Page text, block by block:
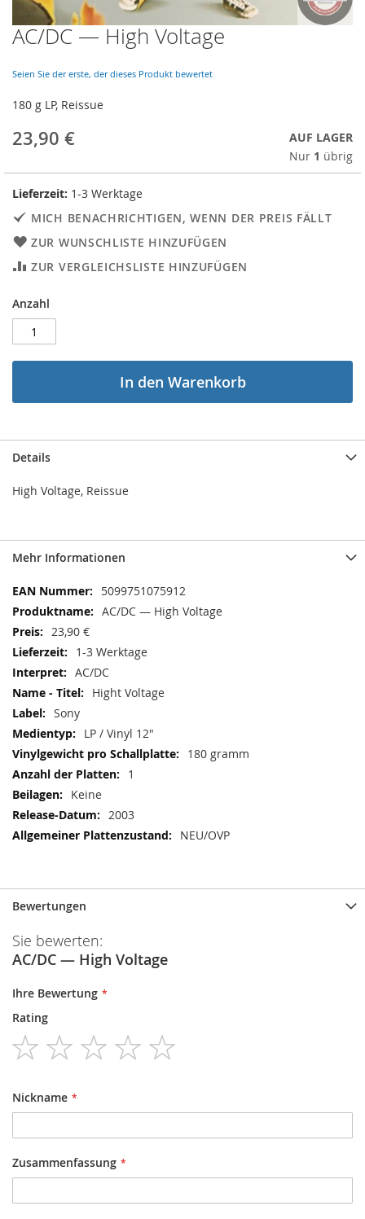
Skip
to
beginning
of
the
images
gallery
AC/DC — High Voltage
Seien Sie der erste, der dieses Produkt bewertet
180 g LP, Reissue
23,90 €
AUF LAGER
Nur 1 übrig
Lieferzeit: 1-3 Werktage
MICH BENACHRICHTIGEN, WENN DER PREIS FÄLLT
ZUR WUNSCHLISTE HINZUFÜGEN
ZUR VERGLEICHSLISTE HINZUFÜGEN
Anzahl
In den Warenkorb
Details
High Voltage, Reissue
Mehr Informationen
Mehr
Informationen
5099751075912
AC/DC — High Voltage
23,90 €
1-3 Werktage
AC/DC
Hight Voltage
Sony
LP / Vinyl 12"
180 gramm
1
Keine
2003
NEU/OVP
Bewertungen
Sie bewerten:
AC/DC — High Voltage
Ihre Bewertung
Rating
1
star
2
stars
3
stars
4
stars
Nickname
Zusammenfassung